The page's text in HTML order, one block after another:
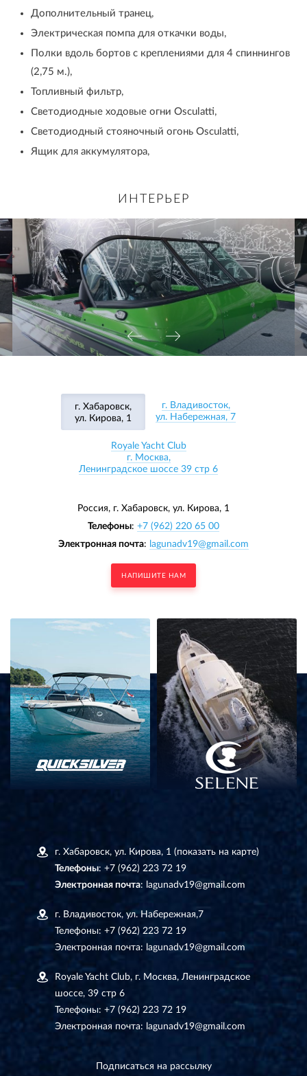
Дополнительный транец,
Электрическая помпа для откачки воды,
Полки вдоль бортов с креплениями для 4 спиннингов
(2,75 м.),
Топливный фильтр,
Светодиодные ходовые огни Osculatti,
Светодиодный стояночный огонь Osculatti,
Ящик для аккумулятора,
ИНТЕРЬЕР
г. Хабаровск,
ул. Кирова, 1
г. Владивосток,
ул. Набережная, 7
Royale Yacht Club
г. Москва,
Ленинградское шоссе 39 стр 6
Россия, г. Хабаровск, ул. Кирова, 1
Телефоны: +7 (962) 220 65 00
Электронная почта: lagunadv19@gmail.com
НАПИШИТЕ НАМ
г. Хабаровск, ул. Кирова, 1 (показать на карте)
Телефоны: +7 (962) 223 72 19
Электронная почта: lagunadv19@gmail.com
г. Владивосток, ул. Набережная,7
Телефоны: +7 (962) 223 72 19
Электронная почта: lagunadv19@gmail.com
Royale Yacht Club, г. Москва, Ленинградское
шоссе, 39 стр 6
Телефоны: +7 (962) 223 72 19
Электронная почта: lagunadv19@gmail.com
Подписаться на рассылку